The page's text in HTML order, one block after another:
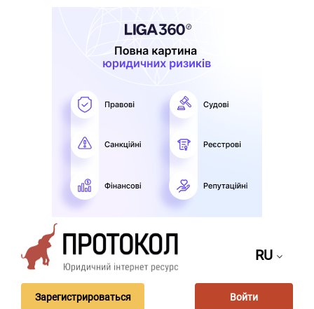
RU
Зарегистрироваться Войти